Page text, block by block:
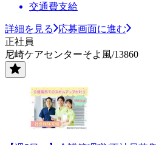
交通費支給
詳細を見る
応募画面に進む
正社員
尼崎ケアセンターそよ風/13860